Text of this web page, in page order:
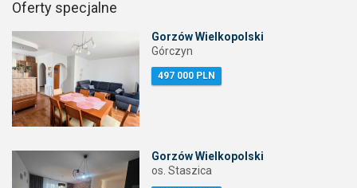
Oferty specjalne
Gorzów Wielkopolski
Górczyn
497 000 PLN
Gorzów Wielkopolski
os. Staszica